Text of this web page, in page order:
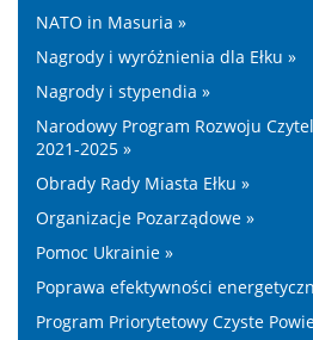
NATO in Masuria »
Nagrody i wyróżnienia dla Ełku »
Nagrody i stypendia »
Narodowy Program Rozwoju
2021-2025 »
Obrady Rady Miasta Ełku »
Organizacje Pozarządowe »
Pomoc Ukrainie »
Poprawa efektywności
Program Priorytetowy Czyste